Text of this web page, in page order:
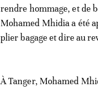
rendre hommage, et de
Mohamed Mhidia a été
plier bagage et dire au
À Tanger, Mohamed